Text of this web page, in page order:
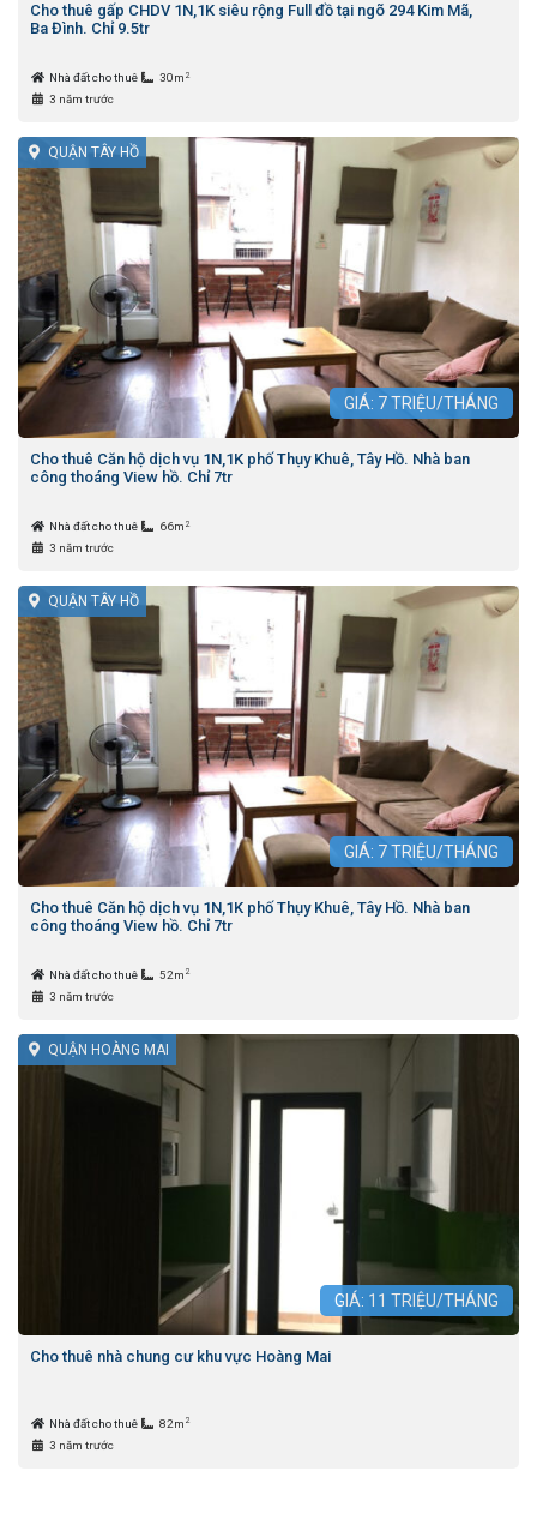
Cho thuê gấp CHDV 1N,1K siêu rộng Full đồ tại ngõ 294 Kim Mã,
Ba Đình. Chỉ 9.5tr
Nhà đất cho thuê 30m 2
3 năm trước
QUẬN TÂY HỒ
GIÁ: 7TRIỆU/THÁNG
Cho thuê Căn hộ dịch vụ 1N,1K phố Thụy Khuê, Tây Hồ. Nhà ban
công thoáng View hồ. Chỉ 7tr
Nhà đất cho thuê 66m 2
3 năm trước
QUẬN TÂY HỒ
GIÁ: 7TRIỆU/THÁNG
Cho thuê Căn hộ dịch vụ 1N,1K phố Thụy Khuê, Tây Hồ. Nhà ban
công thoáng View hồ. Chỉ 7tr
Nhà đất cho thuê 52m 2
3 năm trước
QUẬN HOÀNG MAI
GIÁ: 11 TRIỆU/THÁNG
Cho thuê nhà chung cư khu vực Hoàng Mai
Nhà đất cho thuê 82m 2
3 năm trước